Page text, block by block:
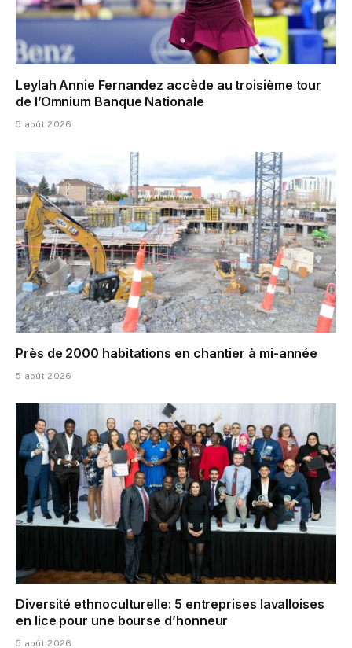
Leylah Annie Fernandez accède au troisième tour
de l’Omnium Banque Nationale
5 août 2026
Près de 2000 habitations en chantier à mi-année
5 août 2026
Diversité ethnoculturelle: 5 entreprises lavalloises
en lice pour une bourse d’honneur
5 août 2026